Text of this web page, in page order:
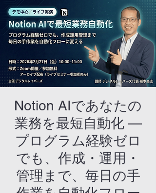
Notion AIであなたの
業務を最短自動化 —
プログラム経験ゼロ
でも、作成・運用・
管理まで、毎日の手